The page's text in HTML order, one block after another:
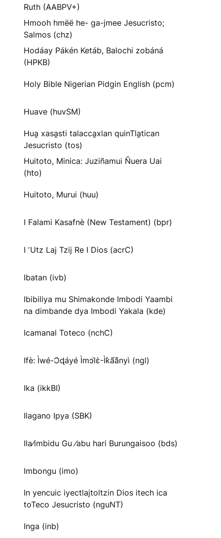
Ruth (AABPV+)
Hmooh hmëë he- ga-jmee Jesucristo;
Salmos (chz)
Hodáay Pákén Ketáb, Balochi zobáná
(HPKB)
Holy Bible Nigerian Pidgin English (pcm)
Huave (huvSM)
Hua̱ xasa̱sti talacca̱xlan quinTla̱tican
Jesucristo (tos)
Huitoto, Minica: Juziñamui Ñuera Uai
(hto)
Huitoto, Murui (huu)
I Falami Kasafnè (New Testament) (bpr)
I ʼUtz Laj Tzij Re I Dios (acrC)
Ibatan (ivb)
Ibibiliya mu Shimakonde Imbodi Yaambi
na dimbande dya Imbodi Yakala (kde)
Icamanal Toteco (nchC)
Ifè: Ìwé-Ɔ̀ɖáyé Ìmↄl̀ɛ̀-Ìk̀ã́ã̀nyì (ngl)
Ika (ikkBI)
Ilagano Ipya (SBK)
Ila⁄imbidu Gu ⁄abu hari Burungaisoo (bds)
Imbongu (imo)
In yencuic iyectlajtoltzin Dios itech ica
toTeco Jesucristo (nguNT)
Inga (inb)